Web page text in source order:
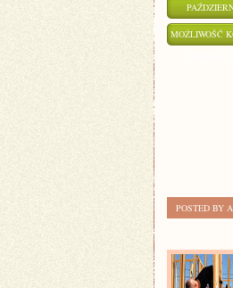
MOŻLIWOŚĆ
POSTED BY